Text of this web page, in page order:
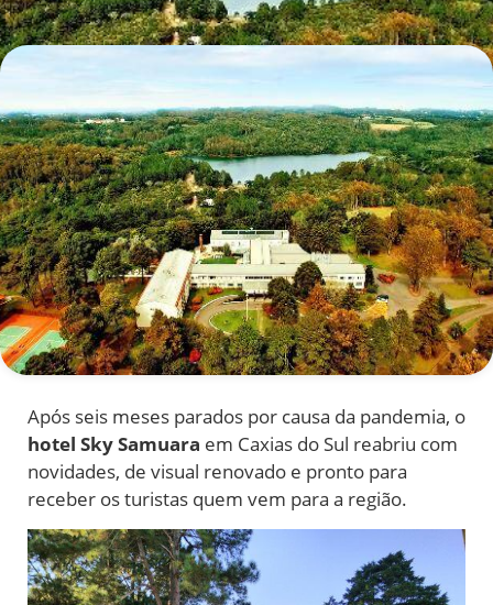
Após seis meses parados por causa da pandemia, o
hotel Sky Samuara em Caxias do Sul reabriu com
novidades, de visual renovado e pronto para
receber os turistas quem vem para a região.